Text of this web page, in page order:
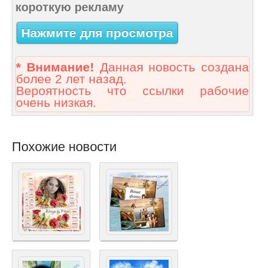
короткую рекламу
Нажмите для просмотра
* Внимание! Данная новость создана
более 2 лет назад.
Вероятность что ссылки рабочие
очень низкая.
Похожие новости